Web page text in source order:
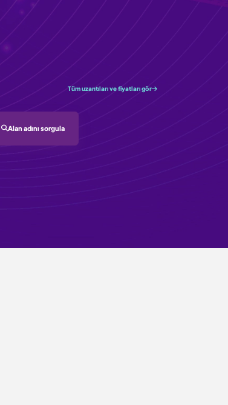
Tüm uzantıları ve fiyatları gör
Alan adını sorgula